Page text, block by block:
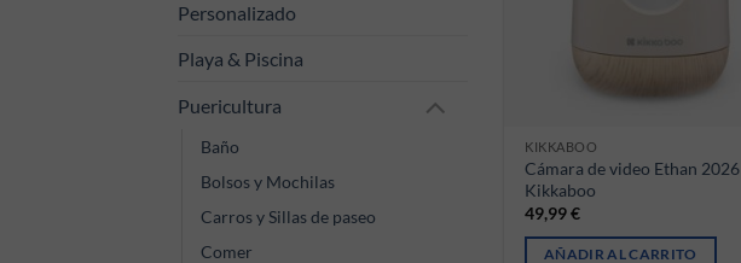
Personalizado
Playa & Piscina
Puericultura
Baño
Bolsos y Mochilas
Carros y Sillas de paseo
Comer
KIKKABOO
Cámara de video Ethan 2026
Kikkaboo
49,99€
AÑADIR AL CARRITO